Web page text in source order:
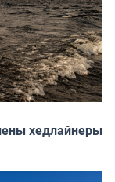
хедлайнеры